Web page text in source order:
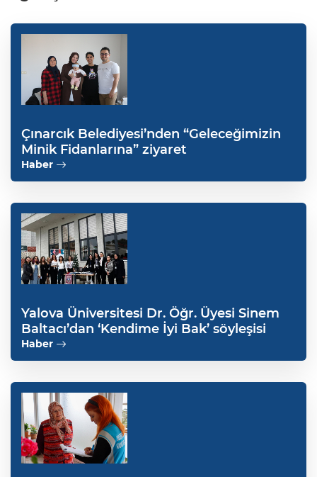
Çınarcık Belediyesi’nden “Geleceğimizin
Minik Fidanlarına” ziyaret
Haber
Yalova Üniversitesi Dr. Öğr. Üyesi Sinem
Baltacı’dan ‘Kendime İyi Bak’ söyleşisi
Haber